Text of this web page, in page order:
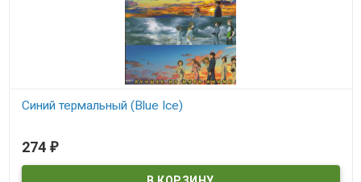
Синий термальный (Blue Ice)
274 ₽